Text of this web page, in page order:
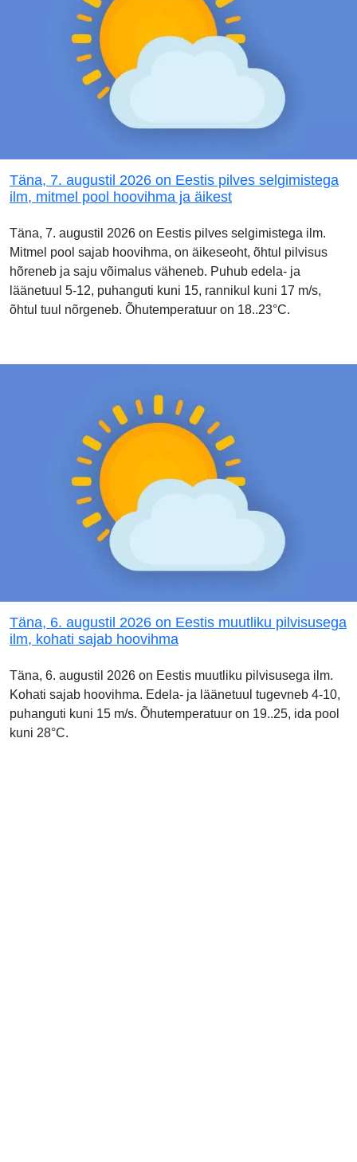
Täna, 7. augustil 2026 on Eestis pilves selgimistega
ilm, mitmel pool hoovihma ja äikest
Täna, 7. augustil 2026 on Eestis pilves selgimistega ilm.
Mitmel pool sajab hoovihma, on äikeseoht, õhtul pilvisus
hõreneb ja saju võimalus väheneb. Puhub edela- ja
läänetuul 5-12, puhanguti kuni 15, rannikul kuni 17 m/s,
õhtul tuul nõrgeneb. Õhutemperatuur on 18..23°C.
Täna, 6. augustil 2026 on Eestis muutliku pilvisusega
ilm, kohati sajab hoovihma
Täna, 6. augustil 2026 on Eestis muutliku pilvisusega ilm.
Kohati sajab hoovihma. Edela- ja läänetuul tugevneb 4-10,
puhanguti kuni 15 m/s. Õhutemperatuur on 19..25, ida pool
kuni 28°C.